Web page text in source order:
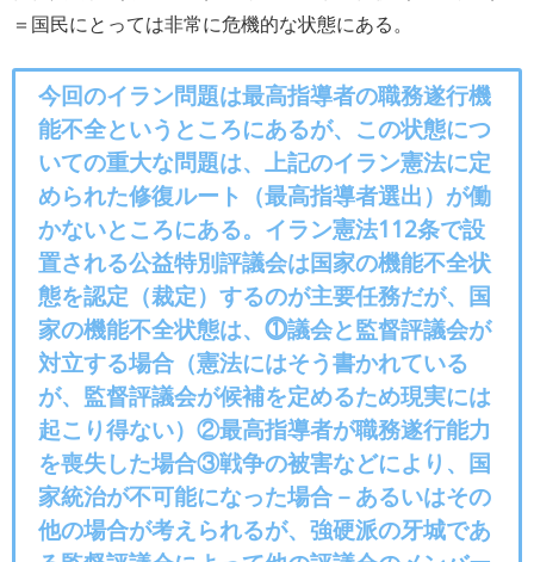
＝国民にとっては非常に危機的な状態にある。
今回のイラン問題は最高指導者の職務遂行機
能不全というところにあるが、この状態につ
いての重大な問題は、上記のイラン憲法に定
められた修復ルート（最高指導者選出）が働
かないところにある。イラン憲法112条で設
置される公益特別評議会は国家の機能不全状
態を認定（裁定）するのが主要任務だが、国
家の機能不全状態は、⓵議会と監督評議会が
対立する場合（憲法にはそう書かれている
が、監督評議会が候補を定めるため現実には
起こり得ない）②最高指導者が職務遂行能力
を喪失した場合③戦争の被害などにより、国
家統治が不可能になった場合－あるいはその
他の場合が考えられるが、強硬派の牙城であ